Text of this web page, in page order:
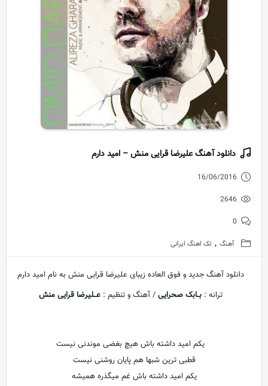
دانلود آهنگ علیرضا قرایی منش – امید دارم
16/06/2016
2646
0
آهنگ , تک اهنگ ایرانی
دانلود آهنگ جدید و فوق العاده زیبای علیرضا قرایی منش به نام امید دارم
ترانه :بــابک صحرایی / آهنگ و تنظیم :عــلیرضا قرایی منش
یکم امید داشته باش هیچ بغضی موندنی نیست
قطبی ترین شبها هم پایان روشنی نیست
یکم امید داشته باش غم میگذره همیشه